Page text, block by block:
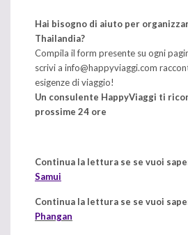
Hai bisogno di aiuto per
Thailandia?
Compila il form presente su ogni
scrivi a info@happyviaggi.com
esigenze di viaggio!
Un consulente HappyViaggi ti
prossime 24 ore
Continua la lettura se se vuoi
Samui
Continua la lettura se se vuoi
Phangan